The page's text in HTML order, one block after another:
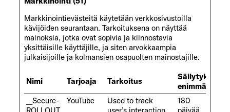
Markkinointievästeitä käytetään verkkosivustoilla
kävijöiden seurantaan. Tarkoituksena on näyttää
mainoksia, jotka ovat sopivia ja kiinnostavia
yksittäisille käyttäjille, ja siten arvokkaampia
julkaisijoille ja kolmansien osapuolten mainostajille.
Nimi Tarjoaja Tarkoitus
Säilytyksen
__Secure-
YouTube
Used to track
180